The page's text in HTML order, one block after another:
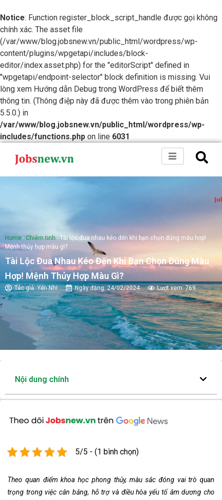
Notice: Function register_block_script_handle được gọi không
chính xác. The asset file
(/var/www/blog.jobsnew.vn/public_html/wordpress/wp-
content/plugins/wpgetapi/includes/block-
editor/index.asset.php) for the "editorScript" defined in
"wpgetapi/endpoint-selector" block definition is missing. Vui
lòng xem Hướng dẫn Debug trong WordPress để biết thêm
thông tin. (Thông điệp này đã được thêm vào trong phiên bản
5.5.0.) in
/var/www/blog.jobsnew.vn/public_html/wordpress/wp-
includes/functions.php on line 6031
Home - Chiêm tinh-Tài lộc đua nhau kéo đến khi bạn chọn đúng màu hợp!
Mệnh thủy hợp màu gì?
Tài Lộc Đua Nhau Kéo Đến Khi Bạn Chọn Đúng Màu
Hợp! Mệnh Thủy Hợp Màu Gì?
Tác giả:Yến Nhi Ngày đăng: 24/02/2024 Lượt xem: 769
5/5 - (1 bình chọn)
Theo quan điểm khoa học phong thủy, màu sắc đóng vai trò quan
trọng trong việc cân bằng, hỗ trợ và điều hòa yếu tố âm dương cho
Nội dung chính